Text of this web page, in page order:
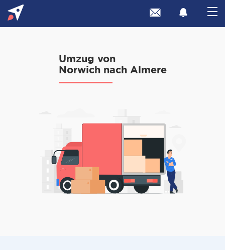
Umzug von
Norwich nach Almere